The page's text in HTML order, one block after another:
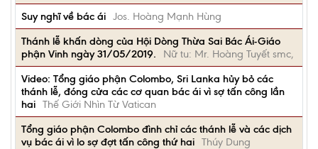
Suy nghĩ về bác ái Jos. Hoàng Mạnh Hùng
Thánh lễ khấn dòng của Hội Dòng Thừa Sai Bác Ái-Giáo
phận Vinh ngày 31/05/2019.
Nữ tu: Mr. Hoàng Tuyết smc,
Video: Tổng giáo phận Colombo, Sri Lanka hủy bỏ các
thánh lễ, đóng cửa các cơ quan bác ái vì sợ tấn công lần
hai Thế Giới Nhìn Từ Vatican
Tổng giáo phận Colombo đình chỉ các thánh lễ và các dịch
vụ bác ái vì lo sợ đợt tấn công thứ hai Thúy Dung